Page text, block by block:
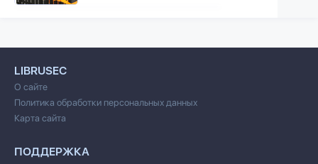
LIBRUSEC
О сайте
Политика обработки персональных данных
Карта сайта
ПОДДЕРЖКА